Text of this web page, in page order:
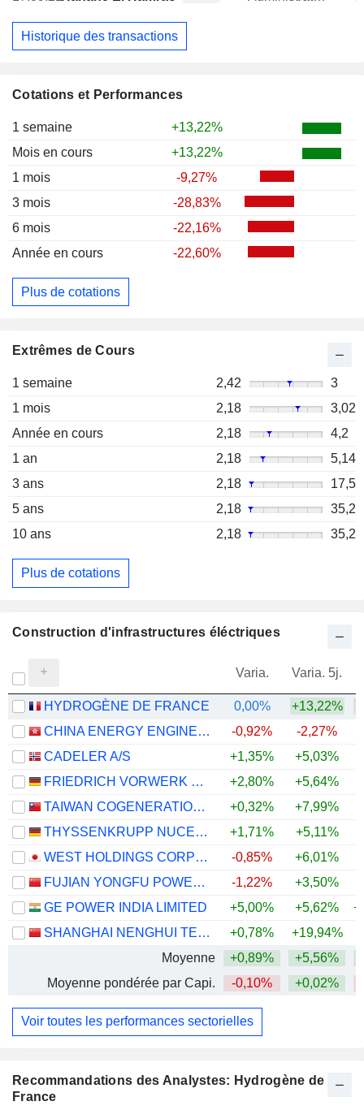
Recommandations des Analystes: Hydrogène de
France
Cotations et Performances
1 semaine
+13,22%
Mois en cours
+13,22%
1 mois
-9,27%
3 mois
-28,83%
6 mois
-22,16%
Année en cours
-22,60%
Plus de cotations
Extrêmes de Cours
1 semaine 2,42
3
1 mois
2,18
3,02
Année en cours
2,18
4,2
1 an
2,18
5,14
3 ans
2,18
17,5
5 ans
2,18
35,2
10 ans
2,18 35,2
Plus de cotations
Historique des transactions
Construction d'infrastructures éléctriques
Varia. Varia. 5j.
HYDROGÈNE DE FRANCE 0,00% +13,22%
CHINA ENERGY ENGINEERING CORPORATION LIMITED
-0,92% -2,27%
CADELER A/S
+1,35% +5,03%
FRIEDRICH VORWERK GROUP SE
+2,80% +5,64%
TAIWAN COGENERATION CORPORATION
+0,32% +7,99%
THYSSENKRUPP NUCERA AG & CO. KGAA
+1,71% +5,11%
WEST HOLDINGS CORPORATION
-0,85% +6,01%
FUJIAN YONGFU POWER ENGINEERING CO.,LTD.
-1,22% +3,50%
GE POWER INDIA LIMITED
+5,00% +5,62%
SHANGHAI NENGHUI TECHNOLOGY CO.,LTD.
+0,78% +19,94%
Moyenne
+0,89% +5,56%
Moyenne pondérée par Capi.
-0,10% +0,02%
Voir toutes les performances sectorielles